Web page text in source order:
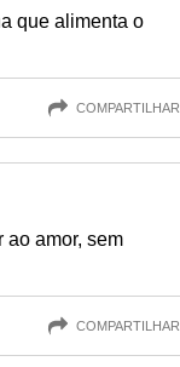
que alimenta o
COMPARTILHAR
ao amor, sem
COMPARTILHAR